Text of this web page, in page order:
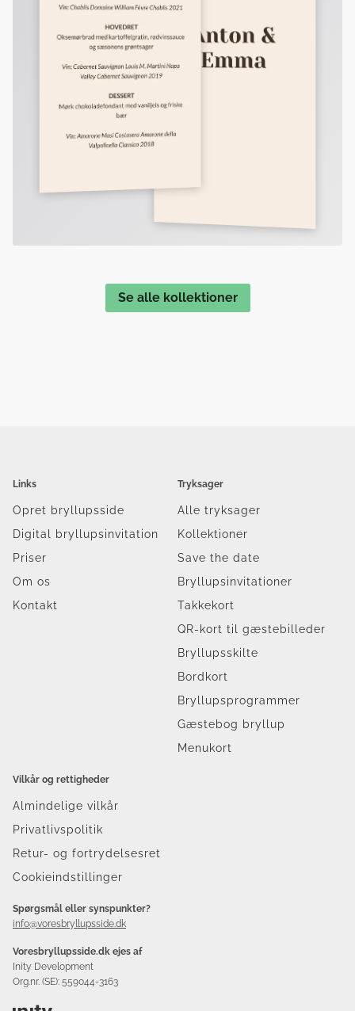
Se alle kollektioner
Links
Opret bryllupsside
Digital bryllupsinvitation
Priser
Om os
Kontakt
Tryksager
Alle tryksager
Kollektioner
Save the date
Bryllupsinvitationer
Takkekort
QR-kort til gæstebilleder
Bryllupsskilte
Bordkort
Bryllupsprogrammer
Gæstebog bryllup
Menukort
Vilkår og rettigheder
Almindelige vilkår
Privatlivspolitik
Retur- og fortrydelsesret
Cookieindstillinger
Spørgsmål eller synspunkter?
info@voresbryllupsside.dk
Voresbryllupsside.dk ejes af
Inity Development
Org.nr. (SE): 559044-3163